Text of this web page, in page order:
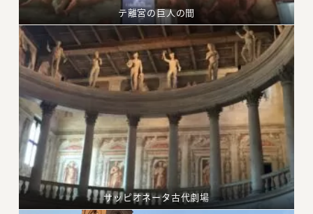
テ離宮の巨人の間
サッピオネータ古代劇場